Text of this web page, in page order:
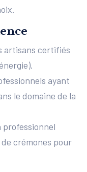
artisans certifiés
ayant
le domaine de la
professionnel
crémones pour